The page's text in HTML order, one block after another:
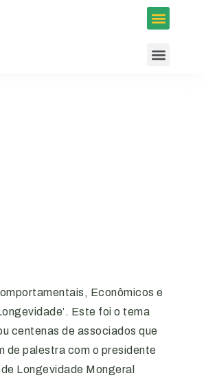
Econômicos e
Este foi o tema
centenas de associados que
de palestra com o presidente
Longevidade Mongeral